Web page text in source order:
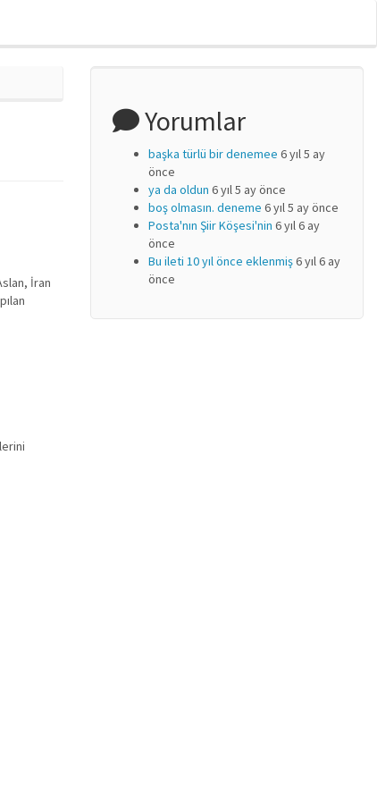
İran
Yorumlar
başka türlü bir denemee 6 yıl 5 ay
önce
ya da oldun 6 yıl 5 ay önce
boş olmasın. deneme 6 yıl 5 ay önce
Posta'nın Şiir Köşesi'nin 6 yıl 6 ay
önce
Bu ileti 10 yıl önce eklenmiş6 yıl 6 ay
önce